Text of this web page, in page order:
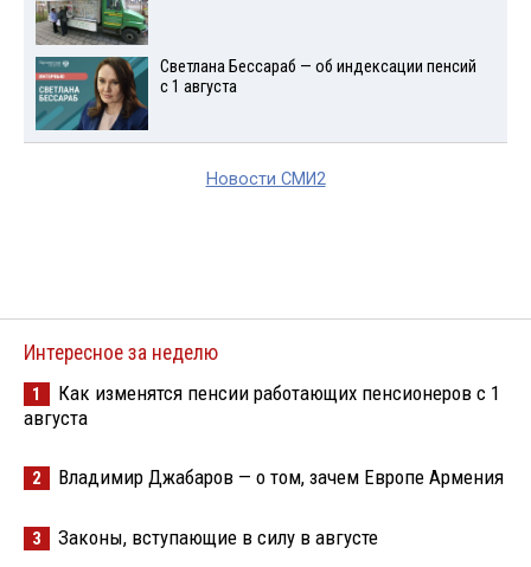
Светлана Бессараб — об индексации пенсий
с 1 августа
Новости СМИ2
Интересное за неделю
1
Как изменятся пенсии работающих пенсионеров с 1
августа
2 Владимир Джабаров — о том, зачем Европе Армения
3 Законы, вступающие в силу в августе